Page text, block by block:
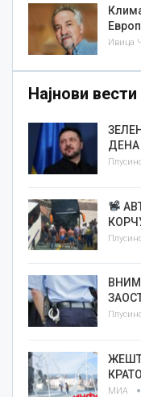
Ивица
Најнови вести
ДЕНА
МИА